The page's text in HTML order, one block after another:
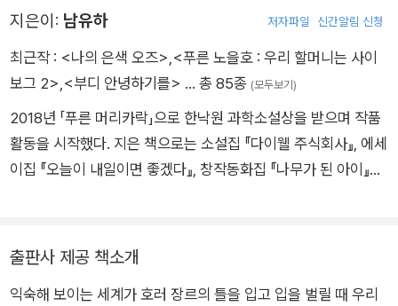
듀나 소설가 겸 영화평론가
계 어디에서도 안심할 수 없다는 경계심을 안고 살아왔을 테니까.
는 침묵하지 않고 일어설 때 펼쳐질 것이라고. 그 공포에는 슬픔
이 배어 있지만, 승리감도 함께한다.
지은이: 남유하 저자파일 신간알림 신청
최근작 : <나의 은색 오즈> <푸른 노을호 : 우리 할머니는 사이
보그 2> <부디 안녕하기를> … 총 85종 (모두보기)
2018년 「푸른 머리카락」으로 한낙원 과학소설상을 받으며 작품
활동을 시작했다. 지은 책으로는 소설집 『다이웰 주식회사』, 에세
이집 『오늘이 내일이면 좋겠다』, 창작동화집 『나무가 된 아이』와
잡지 『클락스월드』 10월호에 번역, 소개되었다.
출판사 제공 책소개
익숙해 보이는 세계가 호러 장르의 틀을 입고 입을 벌릴 때 우리